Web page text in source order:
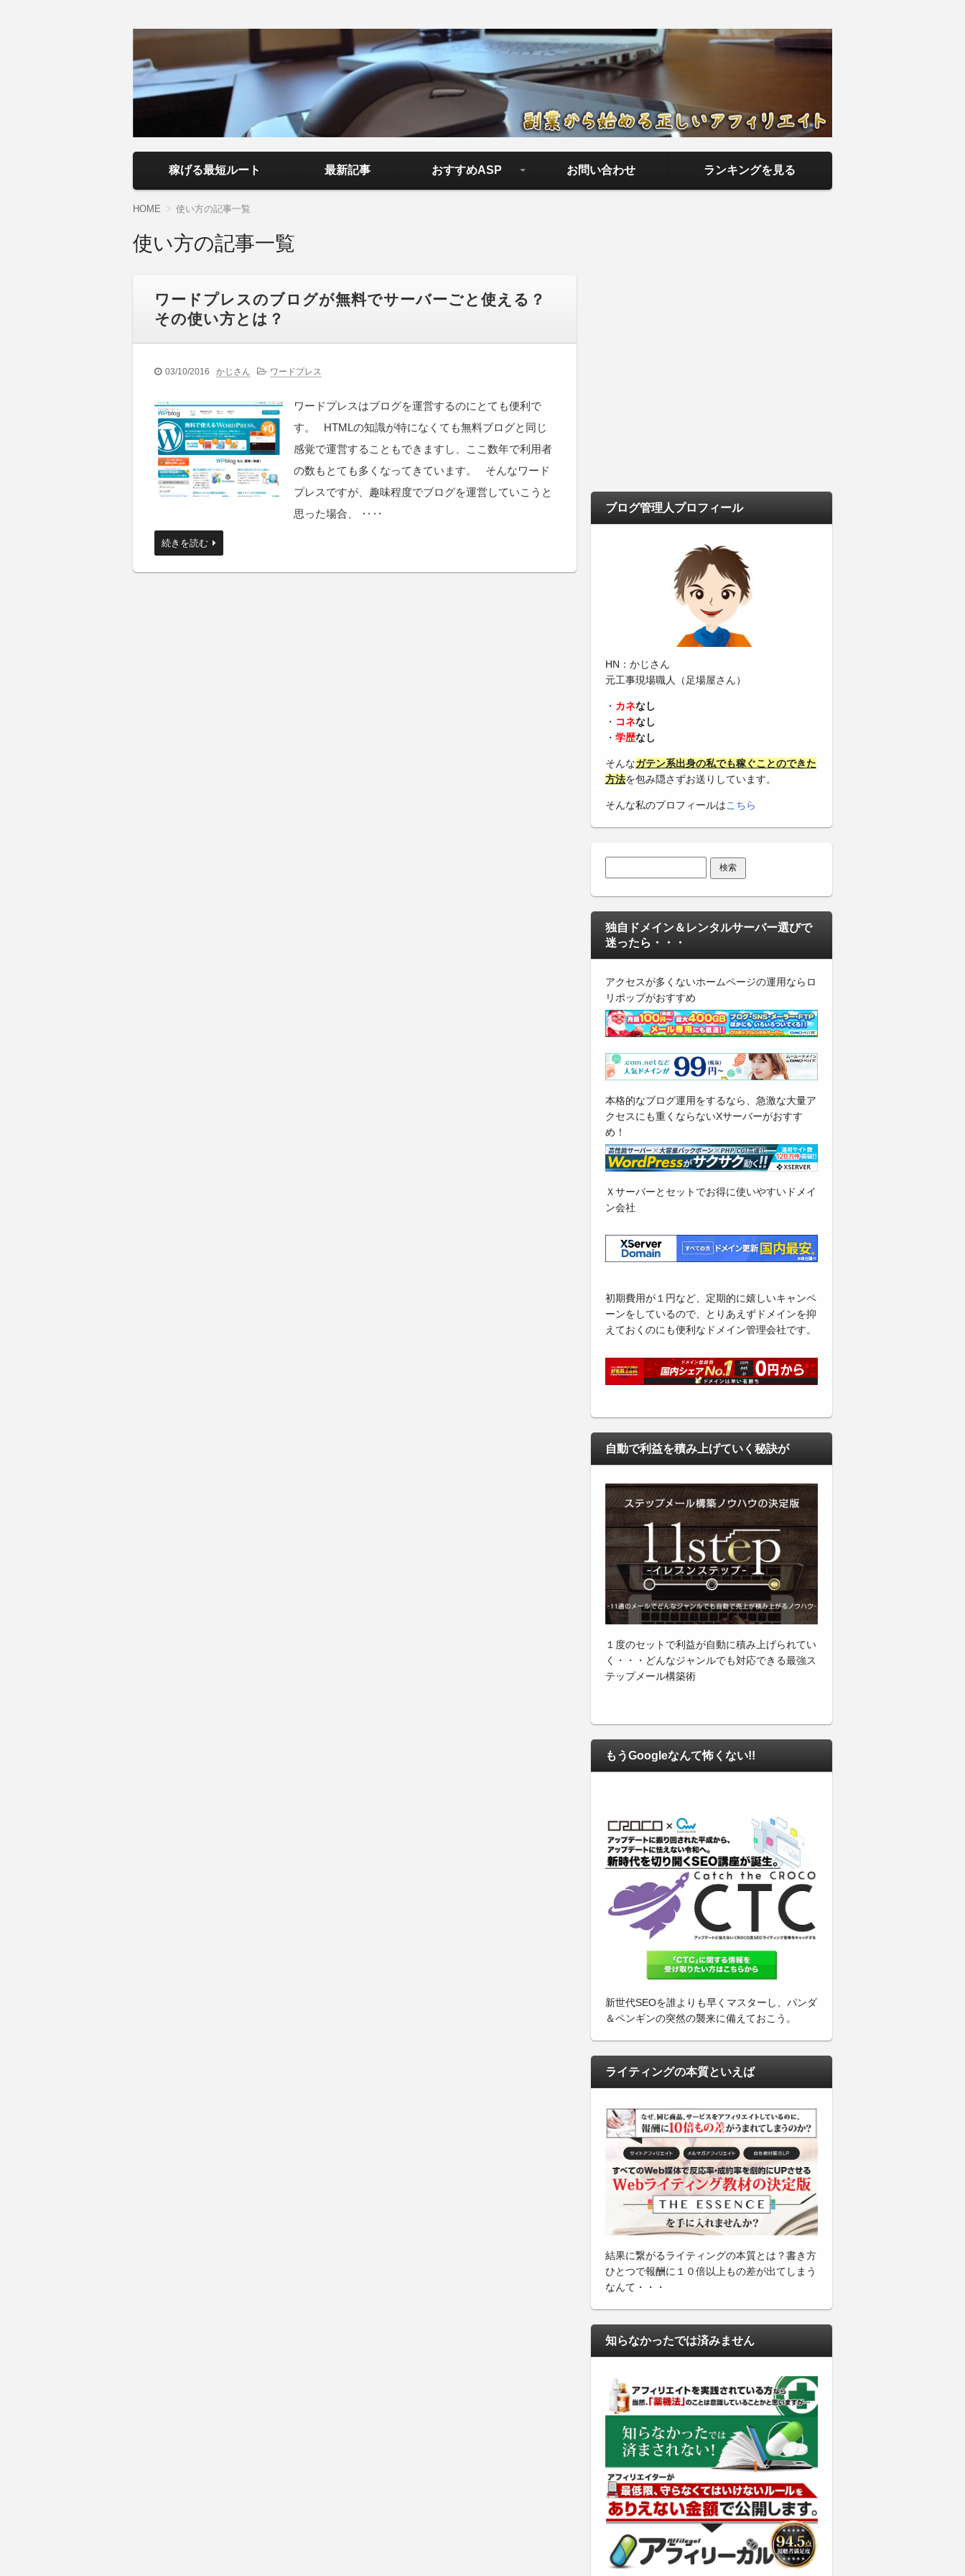
アフィリエイトロード【副業から始める正しいアフィリエイ
ト】
いるので、パソコン初心者でも分かりやすく解説しているので大丈夫＾＾
コンテンツへ移動
稼げる最短ルート 最新記事 おすすめASP お問い合わせ ランキングを見る
HOME 使い方の記事一覧
使い方の記事一覧
ワードプレスのブログが無料でサーバーごと使える？
その使い方とは？
03/10/2016 かじさん ワードプレス
ワードプレスはブログを運営するのにとても便利で
す。 HTMLの知識が特になくても無料ブログと同じ
感覚で運営することもできますし、ここ数年で利用者
の数もとても多くなってきています。 そんなワード
プレスですが、趣味程度でブログを運営していこうと
思った場合、 ‥‥
続きを読む
ブログ管理人プロフィール
HN：かじさん
元工事現場職人（足場屋さん）
・ カネなし
・ コネなし
・ 学歴なし
そんなガテン系出身の私でも稼ぐことのできた
方法を包み隠さずお送りしています。
そんな私のプロフィールはこちら
独自ドメイン＆レンタルサーバー選びで
迷ったら・・・
アクセスが多くないホームページの運用ならロ
リポップがおすすめ
本格的なブログ運用をするなら、急激な大量ア
クセスにも重くならないXサーバーがおすす
め！
Ｘサーバーとセットでお得に使いやすいドメイ
ン会社
初期費用が１円など、定期的に嬉しいキャンペ
ーンをしているので、とりあえずドメインを抑
えておくのにも便利なドメイン管理会社です。
自動で利益を積み上げていく秘訣が
１度のセットで利益が自動に積み上げられてい
く・・・どんなジャンルでも対応できる最強ス
テップメール構築術
もうGoogleなんて怖くない!!
新世代SEOを誰よりも早くマスターし、パンダ
＆ペンギンの突然の襲来に備えておこう。
ライティングの本質といえば
結果に繋がるライティングの本質とは？書き方
ひとつで報酬に１０倍以上もの差が出てしまう
なんて・・・
知らなかったでは済みません